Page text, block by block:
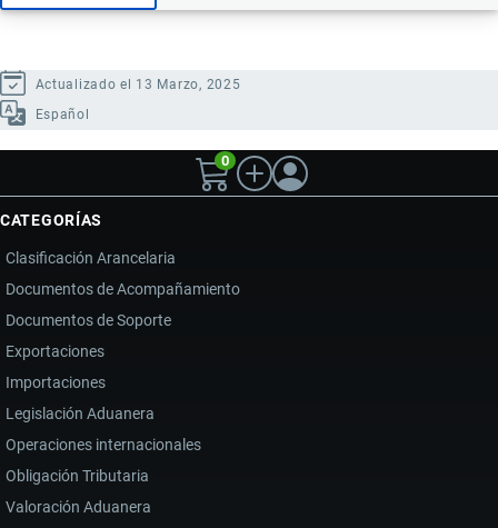
Actualizado el 13 Marzo, 2025
Español
0
CATEGORÍAS
Clasificación Arancelaria
Documentos de Acompañamiento
Documentos de Soporte
Exportaciones
Importaciones
Legislación Aduanera
Operaciones internacionales
Obligación Tributaria
Valoración Aduanera